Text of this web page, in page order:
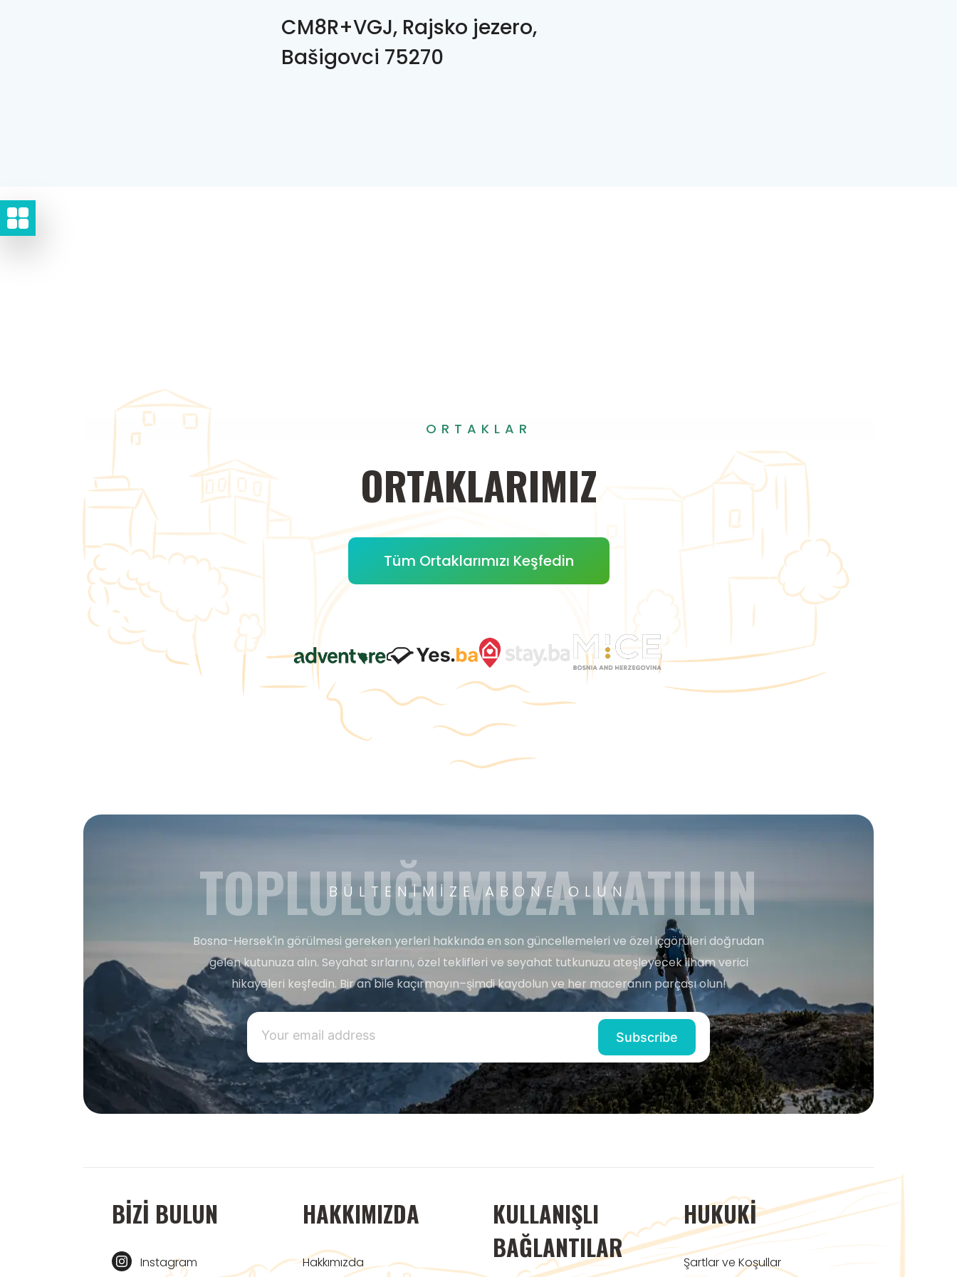
CM8R+VGJ, Rajsko jezero,
Bašigovci 75270
ORTAKLAR
ORTAKLARIMIZ
Tüm Ortaklarımızı Keşfedin
BÜLTENIMIZE ABONE OLUN
TOPLULUĞUMUZA KATILIN
Bosna-Hersek'in görülmesi gereken yerleri hakkında en son güncellemeleri ve özel içgörüleri doğrudan
gelen kutunuza alın. Seyahat sırlarını, özel teklifleri ve seyahat tutkunuzu ateşleyecek ilham verici
hikayeleri keşfedin. Bir an bile kaçırmayın–şimdi kaydolun ve her maceranın parçası olun!
BIZI BULUN
Instagram
HAKKIMIZDA
Hakkımızda
KULLANIŞLI
BAĞLANTILAR
HUKUKI
Şartlar ve Koşullar